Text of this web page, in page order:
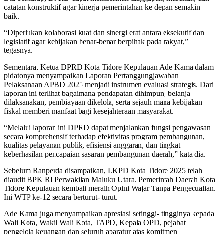
catatan konstruktif agar kinerja pemerintahan ke depan semakin
baik.
“Diperlukan kolaborasi kuat dan sinergi erat antara eksekutif dan
legislatif agar kebijakan benar-benar berpihak pada rakyat,”
tegasnya.
Sementara, Ketua DPRD Kota Tidore Kepulauan Ade Kama dalam
pidatonya menyampaikan Laporan Pertanggungjawaban
Pelaksanaan APBD 2025 menjadi instrumen evaluasi strategis. Dari
laporan ini terlihat bagaimana pendapatan dihimpun, belanja
dilaksanakan, pembiayaan dikelola, serta sejauh mana kebijakan
fiskal memberi manfaat bagi kesejahteraan masyarakat.
“Melalui laporan ini DPRD dapat menjalankan fungsi pengawasan
secara komprehensif terhadap efektivitas program pembangunan,
kualitas pelayanan publik, efisiensi anggaran, dan tingkat
keberhasilan pencapaian sasaran pembangunan daerah,” kata dia.
Sebelum Ranperda disampaikan, LKPD Kota Tidore 2025 telah
diaudit BPK RI Perwakilan Maluku Utara. Pemerintah Daerah Kota
Tidore Kepulauan kembali meraih Opini Wajar Tanpa Pengecualian.
Ini WTP ke-12 secara berturut- turut.
Ade Kama juga menyampaikan apresiasi setinggi- tingginya kepada
Wali Kota, Wakil Wali Kota, TAPD, Kepala OPD, pejabat
pengelola keuangan dan seluruh aparatur atas komitmen